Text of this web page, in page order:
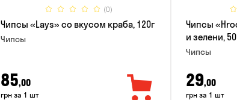
(0)
Чипсы «Lays» со вкусом краба, 120г
Чипсы
85,00
грн за 1 шт
Чипсы
и зелени,
Чипсы
29,00
грн за 1 шт